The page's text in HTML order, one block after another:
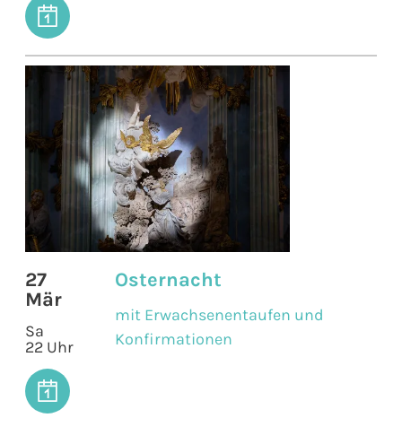
27
Mär
Sa
22 Uhr
Osternacht
mit Erwachsenentaufen und
Konfirmationen